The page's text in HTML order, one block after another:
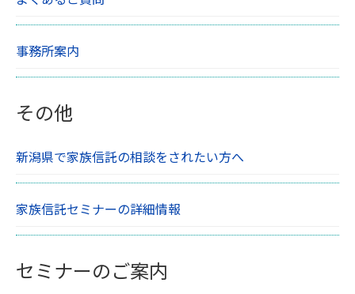
事務所案内
その他
新潟県で家族信託の相談をされたい方へ
家族信託セミナーの詳細情報
セミナーのご案内